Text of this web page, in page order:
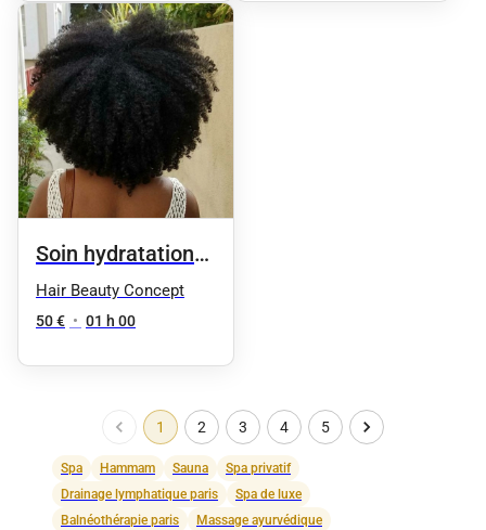
Soin hydratation
intense +
massage crânien
Hair Beauty Concept
50 € • 01 h 00
1 2 3 4 5
Spa Hammam Sauna
Spa privatif
Drainage lymphatique paris
Spa de luxe
Balnéothérapie paris
Massage ayurvédique